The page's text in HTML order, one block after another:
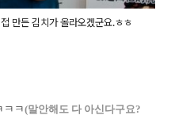
만든 김치가 올라오겠군요.ㅎㅎ
ㅋㅋ(말안해도 다 아신다구요?